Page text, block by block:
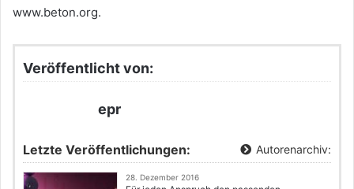
www.beton.org.
Veröffentlicht von:
epr
Letzte Veröffentlichungen: Autorenarchiv:
28. Dezember 2016